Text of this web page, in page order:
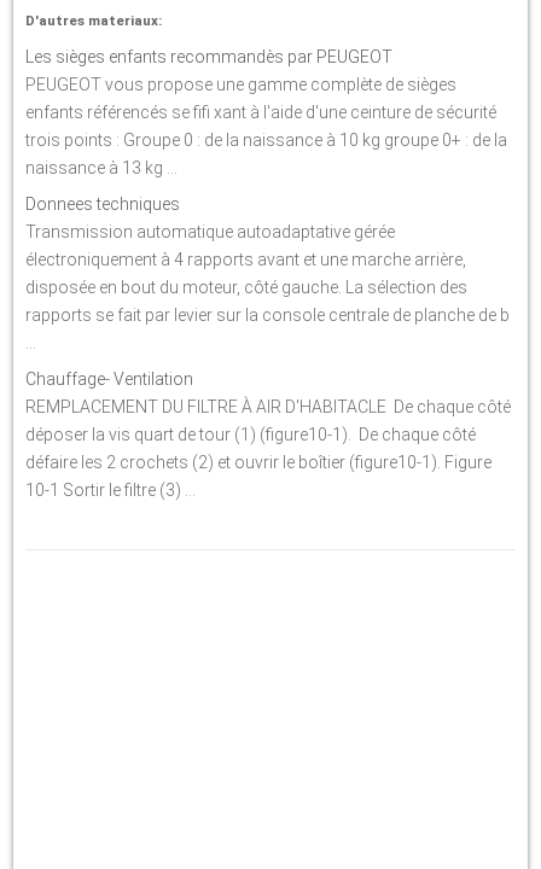
D'autres materiaux:
Les sièges enfants recommandès par PEUGEOT
PEUGEOT vous propose une gamme complète de sièges
enfants référencés se fifi xant à l'aide d'une ceinture de sécurité
trois points : Groupe 0 : de la naissance à 10 kg groupe 0+ : de la
naissance à 13 kg ...
Donnees techniques
Transmission automatique autoadaptative gérée
électroniquement à 4 rapports avant et une marche arrière,
disposée en bout du moteur, côté gauche. La sélection des
rapports se fait par levier sur la console centrale de planche de b
Chauffage- Ventilation
REMPLACEMENT DU FILTRE À AIR D'HABITACLE De chaque côté
déposer la vis quart de tour (1) (figure10-1). De chaque côté
défaire les 2 crochets (2) et ouvrir le boîtier (figure10-1). Figure
10-1 Sortir le filtre (3) ...